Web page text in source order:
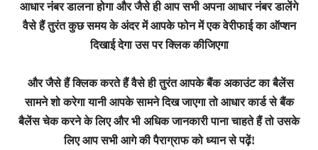
आधार नंबर डालना होगा और जैसे ही आप सभी अपना आधार नंबर डालेंगे
वैसे हैं तुरंत कुछ समय के अंदर में आपके फोन में एक वेरीफाई का ऑप्शन
दिखाई देगा उस पर क्लिक कीजिएगा
और जैसे हैं क्लिक करते हैं वैसे ही तुरंत आपके बैंक अकाउंट का बैलेंस
सामने शो करेगा यानी आपके सामने दिख जाएगा तो आधार कार्ड से बैंक
बैलेंस चेक करने के लिए और भी अधिक जानकारी पाना चाहते हैं तो उसके
लिए आप सभी आगे की पैराग्राफ को ध्यान से पढ़ें!